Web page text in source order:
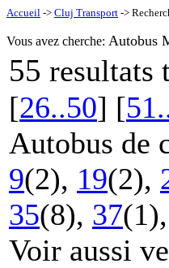
Accueil -> Cluj Transport ->
Vous avez cherche: Autobus
55 resultats
[26..50] [
Autobus de
9(2), 19(2),
35(8), 37(1),
Voir aussi